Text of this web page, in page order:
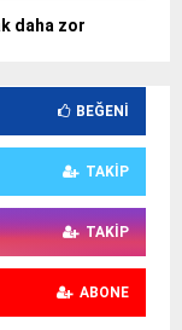
daha zor
BEĞENI
TAKIP
TAKIP
ABONE